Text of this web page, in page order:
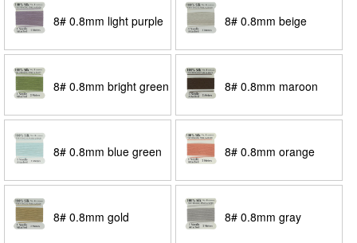
8# 0.8mm light purple 8# 0.8mm beige
8# 0.8mm bright green 8# 0.8mm maroon
brown
8# 0.8mm blue green 8# 0.8mm orange
8# 0.8mm gold 8# 0.8mm gray